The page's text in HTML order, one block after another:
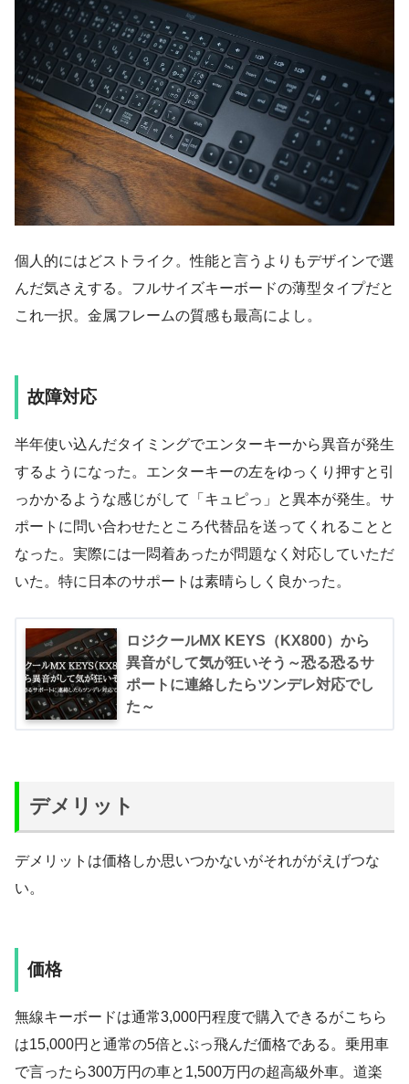
個人的にはどストライク。性能と言うよりもデザインで選
んだ気さえする。フルサイズキーボードの薄型タイプだと
これ一択。金属フレームの質感も最高によし。
故障対応
半年使い込んだタイミングでエンターキーから異音が発生
するようになった。エンターキーの左をゆっくり押すと引
っかかるような感じがして「キュピっ」と異本が発生。サ
ポートに問い合わせたところ代替品を送ってくれることと
なった。実際には一悶着あったが問題なく対応していただ
いた。特に日本のサポートは素晴らしく良かった。
ロジクールMX KEYS（KX800）から
異音がして気が狂いそう～恐る恐るサ
ポートに連絡したらツンデレ対応でし
た～
デメリット
デメリットは価格しか思いつかないがそれががえげつな
い。
価格
無線キーボードは通常3,000円程度で購入できるがこちら
は15,000円と通常の5倍とぶっ飛んだ価格である。乗用車
で言ったら300万円の車と1,500万円の超高級外車。道楽